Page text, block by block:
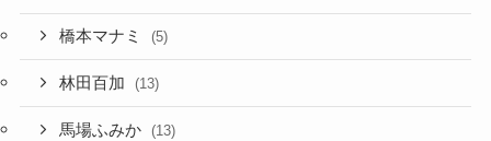
橋本マナミ (5)
林田百加 (13)
馬場ふみか (13)